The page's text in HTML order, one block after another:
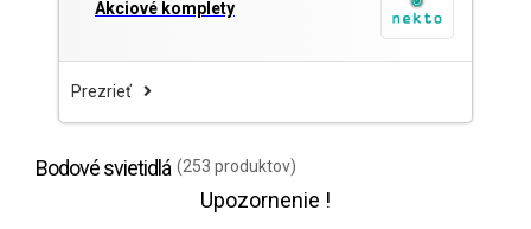
Akciové komplety
Prezrieť
Bodové svietidlá (253 produktov)
Upozornenie !